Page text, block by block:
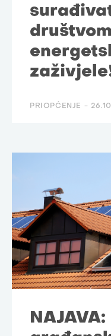
PRIOPĆENJE -